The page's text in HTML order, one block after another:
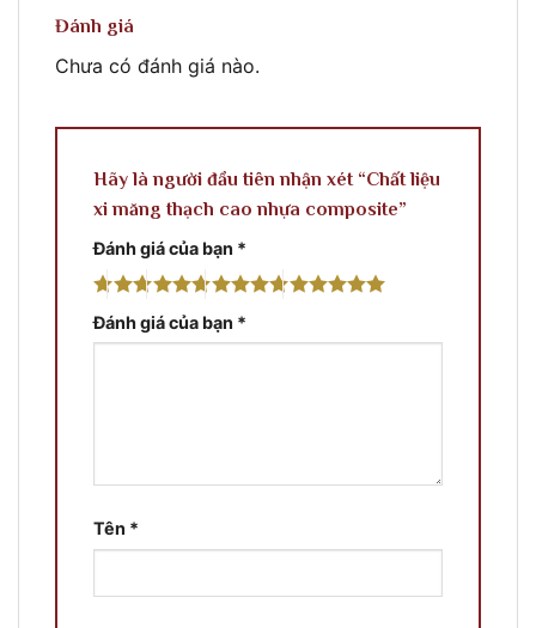
Đánh giá
Chưa có đánh giá nào.
Hãy là người đầu tiên nhận xét “Chất liệu
xi măng thạch cao nhựa composite”
Đánh giá của bạn *
Đánh giá của bạn *
Tên *